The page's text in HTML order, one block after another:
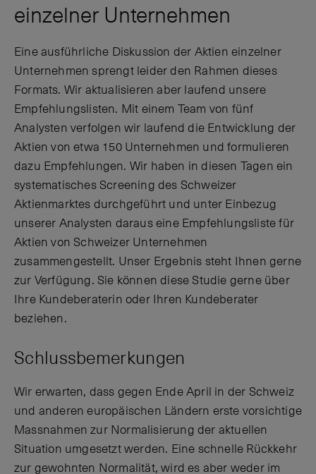
einzelner Unternehmen
Eine ausführliche Diskussion der Aktien einzelner
Unternehmen sprengt leider den Rahmen dieses
Formats. Wir aktualisieren aber laufend unsere
Empfehlungslisten. Mit einem Team von fünf
Analysten verfolgen wir laufend die Entwicklung der
Aktien von etwa 150 Unternehmen und formulieren
dazu Empfehlungen. Wir haben in diesen Tagen ein
systematisches Screening des Schweizer
Aktienmarktes durchgeführt und unter Einbezug
unserer Analysten daraus eine Empfehlungsliste für
Aktien von Schweizer Unternehmen
zusammengestellt. Unser Ergebnis steht Ihnen gerne
zur Verfügung. Sie können diese Studie gerne über
Ihre Kundeberaterin oder Ihren Kundeberater
beziehen.
Schlussbemerkungen
Wir erwarten, dass gegen Ende April in der Schweiz
und anderen europäischen Ländern erste vorsichtige
Massnahmen zur Normalisierung der aktuellen
Situation umgesetzt werden. Eine schnelle Rückkehr
zur gewohnten Normalität, wird es aber weder im